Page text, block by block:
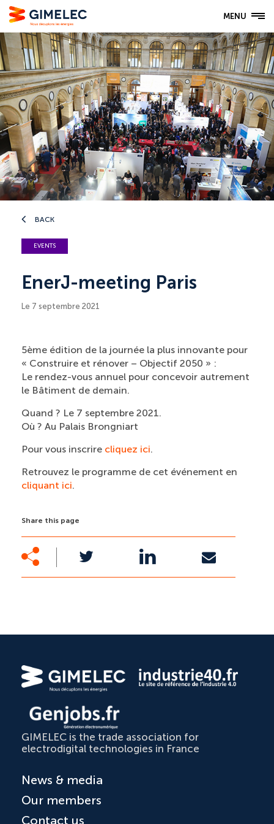
MENU
BACK
EVENTS
EnerJ-meeting Paris
Le 7 septembre 2021
5ème édition de la journée la plus innovante pour
« Construire et rénover – Objectif 2050 » :
Le rendez-vous annuel pour concevoir autrement
le Bâtiment de demain.
Quand ? Le 7 septembre 2021.
Où ? Au Palais Brongniart
Pour vous inscrire cliquez ici.
Retrouvez le programme de cet événement en
cliquant ici.
Share this page
GIMELEC is the trade association for
electrodigital technologies in France
News & media
Our members
Contact us